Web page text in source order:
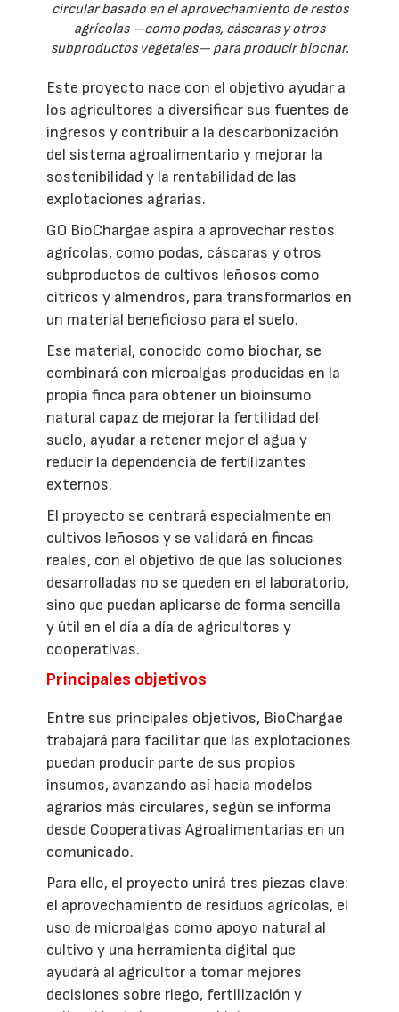
circular basado en el aprovechamiento de restos
agrícolas —como podas, cáscaras y otros
subproductos vegetales— para producir biochar.
Este proyecto nace con el objetivo ayudar a
los agricultores a diversificar sus fuentes de
ingresos y contribuir a la descarbonización
del sistema agroalimentario y mejorar la
sostenibilidad y la rentabilidad de las
explotaciones agrarias.
GO BioChargae aspira a aprovechar restos
agrícolas, como podas, cáscaras y otros
subproductos de cultivos leñosos como
cítricos y almendros, para transformarlos en
un material beneficioso para el suelo.
Ese material, conocido como biochar, se
combinará con microalgas producidas en la
propia finca para obtener un bioinsumo
natural capaz de mejorar la fertilidad del
suelo, ayudar a retener mejor el agua y
reducir la dependencia de fertilizantes
externos.
El proyecto se centrará especialmente en
cultivos leñosos y se validará en fincas
reales, con el objetivo de que las soluciones
desarrolladas no se queden en el laboratorio,
sino que puedan aplicarse de forma sencilla
y útil en el día a día de agricultores y
cooperativas.
Principales objetivos
Entre sus principales objetivos, BioChargae
trabajará para facilitar que las explotaciones
puedan producir parte de sus propios
insumos, avanzando así hacia modelos
agrarios más circulares, según se informa
desde Cooperativas Agroalimentarias en un
comunicado.
Para ello, el proyecto unirá tres piezas clave:
el aprovechamiento de residuos agrícolas, el
uso de microalgas como apoyo natural al
cultivo y una herramienta digital que
ayudará al agricultor a tomar mejores
decisiones sobre riego, fertilización y